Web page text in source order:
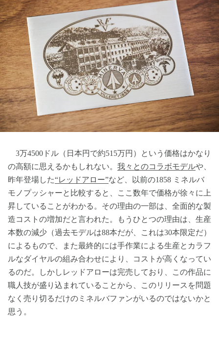
3万4500ドル（日本円で約515万円）という価格はかなり
の高額に思えるかもしれない。 我々とのコラボモデルや、
昨年登場した“レッドアロー”など、以前の1858 ミネルバ
モノプッシャーと比較すると、ここ数年で価格が徐々に上
昇していることがわかる。その理由の一部は、全面的な製
造コストの増加だと言われた。もうひとつの理由は、生産
本数の減少（過去モデルは88本だが、これは30本限定だ）
によるもので、また最終的には手作業による生産とカラフ
ルなダイヤルの組み合わせにより、コストが高くなってい
るのだ。しかしレッドアローは完売しており、この作品に
職人技が盛り込まれていることから、このリリースを問題
なく売り切るだけのミネルバファンがいるのではないかと
思う。